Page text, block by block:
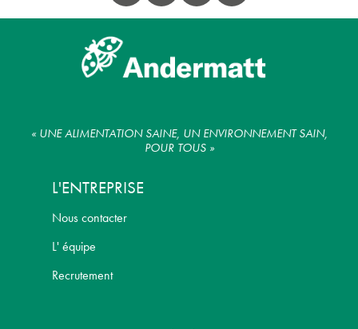
« UNE ALIMENTATION SAINE, UN ENVIRONNEMENT SAIN,
POUR TOUS »
L'ENTREPRISE
Nous contacter
L' équipe
Recrutement